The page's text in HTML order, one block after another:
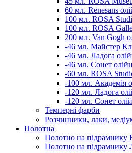
60 мл. Renesans
100 мл. ROSA
100 мл. ROSA
200 мл. Van Gogh
-46 мл. Майстер
-46 мл. Ладога
-46 мл. Сонет
-60 мл. ROSA
-100 мл. Академія
-120 мл. Ладога
-120 мл. Сонет
Темперні фарби
Розчинники, лаки,
Полотна
Полотно на підрамнику
Полотно на підрамнику